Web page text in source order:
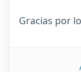
Gracias por